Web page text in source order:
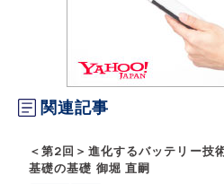
関連記事
＜第2回＞進化するバッテリー技
基礎の基礎 御堀 直嗣